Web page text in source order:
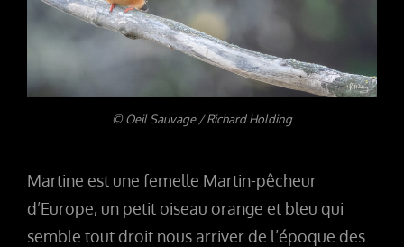
© Oeil Sauvage / Richard Holding
Martine est une femelle Martin-pêcheur
d’Europe, un petit oiseau orange et bleu qui
semble tout droit nous arriver de l’époque des